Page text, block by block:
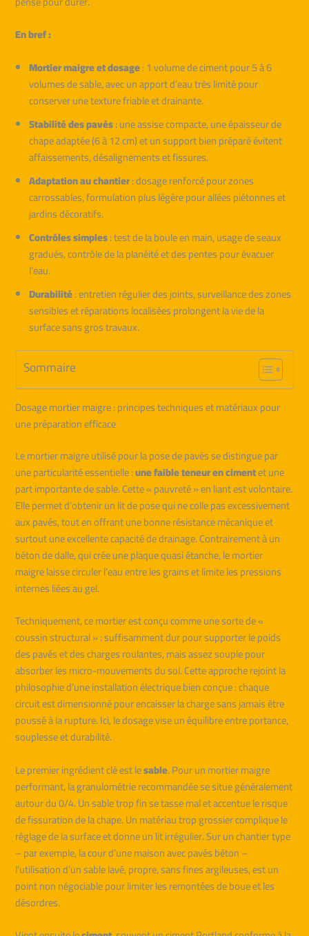
En bref :
Mortier maigre et dosage: 1 volume de ciment pour 5 à 6
volumes de sable, avec un apport d’eau très limité pour
conserver une texture friable et drainante.
Stabilité des pavés: une assise compacte, une épaisseur de
chape adaptée (6 à 12 cm) et un support bien préparé évitent
affaissements, désalignements et fissures.
Adaptation au chantier: dosage renforcé pour zones
carrossables, formulation plus légère pour allées piétonnes et
jardins décoratifs.
Contrôles simples: test de la boule en main, usage de seaux
gradués, contrôle de la planéité et des pentes pour évacuer
l’eau.
Durabilité: entretien régulier des joints, surveillance des zones
sensibles et réparations localisées prolongent la vie de la
surface sans gros travaux.
Sommaire
Dosage mortier maigre : principes techniques et matériaux pour
une préparation efficace
Le mortier maigre utilisé pour la pose de pavés se distingue par
une particularité essentielle :une faible teneur en cimentet une
part importante de sable. Cette « pauvreté » en liant est volontaire.
Elle permet d’obtenir un lit de pose qui ne colle pas excessivement
aux pavés, tout en offrant une bonne résistance mécanique et
surtout une excellente capacité de drainage. Contrairement à un
béton de dalle, qui crée une plaque quasi étanche, le mortier
maigre laisse circuler l’eau entre les grains et limite les pressions
internes liées au gel.
Techniquement, ce mortier est conçu comme une sorte de «
coussin structural » : suffisamment dur pour supporter le poids
des pavés et des charges roulantes, mais assez souple pour
absorber les micro-mouvements du sol. Cette approche rejoint la
philosophie d’une installation électrique bien conçue : chaque
circuit est dimensionné pour encaisser la charge sans jamais être
poussé à la rupture. Ici, le dosage vise un équilibre entre portance,
souplesse et durabilité.
Le premier ingrédient clé est lesable. Pour un mortier maigre
performant, la granulométrie recommandée se situe généralement
autour du 0/4. Un sable trop fin se tasse mal et accentue le risque
de fissuration de la chape. Un matériau trop grossier complique le
réglage de la surface et donne un lit irrégulier. Sur un chantier type
– par exemple, la cour d’une maison avec pavés béton –
l’utilisation d’un sable lavé, propre, sans fines argileuses, est un
point non négociable pour limiter les remontées de boue et les
désordres.